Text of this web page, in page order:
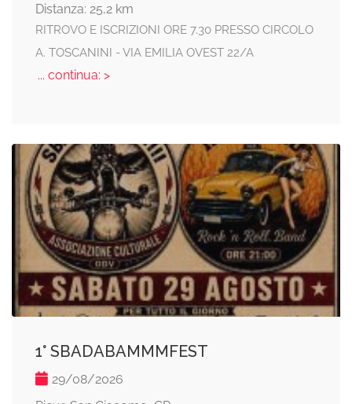
Distanza: 25,2 km
RITROVO E ISCRIZIONI ORE 7.30 PRESSO CIRCOLO
A. TOSCANINI - VIA EMILIA OVEST 22/A
... continua: >
1° SBADABAMMMFEST
29/08/2026